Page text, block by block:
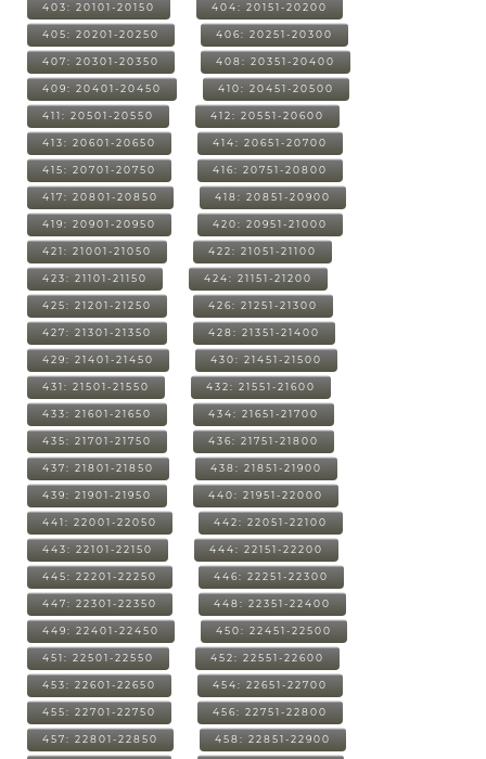
403: 20101-20150 404: 20151-20200
405: 20201-20250 406: 20251-20300
407: 20301-20350 408: 20351-20400
409: 20401-20450 410: 20451-20500
411: 20501-20550 412: 20551-20600
413: 20601-20650 414: 20651-20700
415: 20701-20750 416: 20751-20800
417: 20801-20850 418: 20851-20900
419: 20901-20950 420: 20951-21000
421: 21001-21050 422: 21051-21100
423: 21101-21150 424: 21151-21200
425: 21201-21250 426: 21251-21300
427: 21301-21350 428: 21351-21400
429: 21401-21450 430: 21451-21500
431: 21501-21550 432: 21551-21600
433: 21601-21650 434: 21651-21700
435: 21701-21750 436: 21751-21800
437: 21801-21850 438: 21851-21900
439: 21901-21950 440: 21951-22000
441: 22001-22050 442: 22051-22100
443: 22101-22150 444: 22151-22200
445: 22201-22250 446: 22251-22300
447: 22301-22350 448: 22351-22400
449: 22401-22450 450: 22451-22500
451: 22501-22550 452: 22551-22600
453: 22601-22650 454: 22651-22700
455: 22701-22750 456: 22751-22800
457: 22801-22850 458: 22851-22900